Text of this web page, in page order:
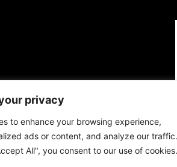
privacy
to enhance your browsing experience,
ads or content, and analyze our traffic.
All", you consent to our use of cookies.